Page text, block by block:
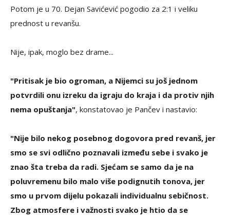
Potom je u 70. Dejan Savićević pogodio za 2:1 i veliku
prednost u revanšu.
Nije, ipak, moglo bez drame...
"Pritisak je bio ogroman, a Nijemci su još jednom
potvrdili onu izreku da igraju do kraja i da protiv njih
nema opuštanja", konstatovao je Pančev i nastavio:
"Nije bilo nekog posebnog dogovora pred revanš, jer
smo se svi odlično poznavali između sebe i svako je
znao šta treba da radi. Sjećam se samo da je na
poluvremenu bilo malo više podignutih tonova, jer
smo u prvom dijelu pokazali individualnu sebičnost.
Zbog atmosfere i važnosti svako je htio da se